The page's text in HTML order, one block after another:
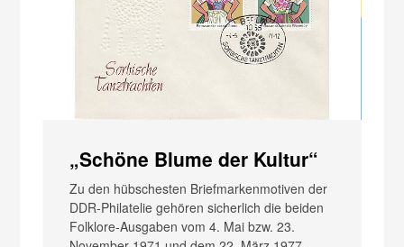
„Schöne Blume der Kultur“
Zu den hübschesten Briefmarkenmotiven der
DDR-Phil­atelie gehören sicherlich die beiden
Folklore-Ausgaben vom 4. Mai bzw. 23.